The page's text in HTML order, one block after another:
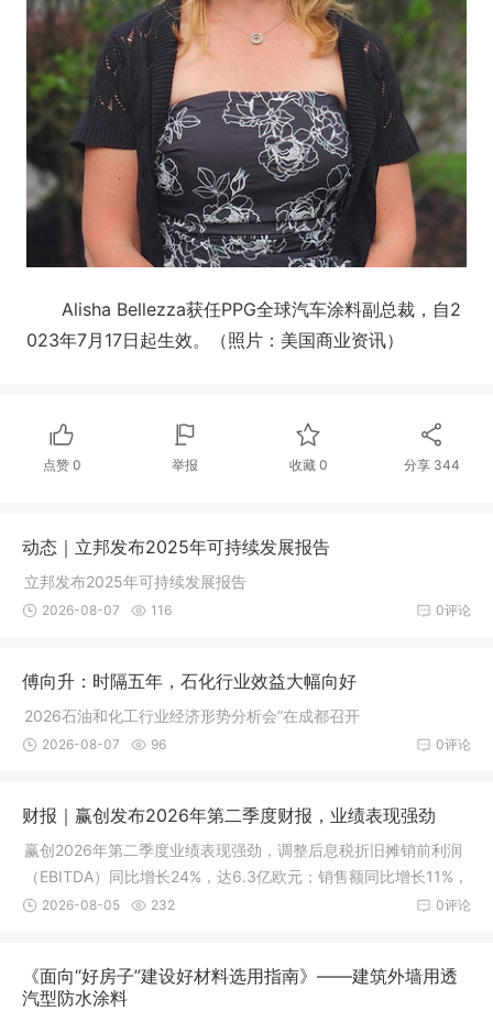
Alisha Bellezza获任PPG全球汽车涂料副总裁，自2
023年7月17日起生效。（照片：美国商业资讯）
点赞 0 举报 收藏 0 分享 344
动态｜立邦发布2025年可持续发展报告​
立邦发布2025年可持续发展报告​
0评论
2026-08-07 116
傅向升：时隔五年，石化行业效益大幅向好
2026石油和化工行业经济形势分析会”在成都召开
0评论
2026-08-07 96
财报｜赢创发布2026年第二季度财报，业绩表现强劲
赢创2026年第二季度业绩表现强劲，调整后息税折旧摊销前利润
（EBITDA）同比增长24%，达6.3亿欧元；销售额同比增长11%，
销量和销售价格均提升7%。
0评论
2026-08-05 232
《面向“好房子”建设好材料选用指南》——建筑外墙用透
汽型防水涂料